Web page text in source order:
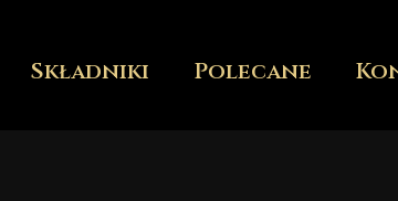
Składniki Polecane